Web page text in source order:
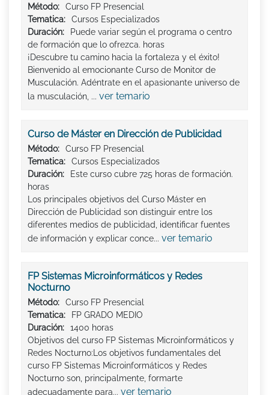
Método:
Curso FP Presencial
Tematica:
Cursos Especializados
Duración:
Puede variar según el programa o centro
de formación que lo ofrezca. horas
¡Descubre tu camino hacia la fortaleza y el éxito!
Bienvenido al emocionante Curso de Monitor de
Musculación. Adéntrate en el apasionante universo de
la musculación, ... ver temario
Curso de Máster en Dirección de Publicidad
Método:
Curso FP Presencial
Tematica:
Cursos Especializados
Duración:
Este curso cubre 725 horas de formación.
horas
Los principales objetivos del Curso Máster en
Dirección de Publicidad son distinguir entre los
diferentes medios de publicidad, identificar fuentes
de información y explicar conce... ver temario
FP Sistemas Microinformáticos y Redes
Nocturno
Método:
Curso FP Presencial
Tematica:
FP GRADO MEDIO
Duración:
1400 horas
Objetivos del curso FP Sistemas Microinformáticos y
Redes Nocturno:Los objetivos fundamentales del
curso FP Sistemas Microinformáticos y Redes
Nocturno son, principalmente, formarte
adecuadamente para... ver temario